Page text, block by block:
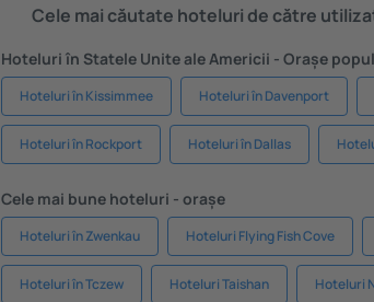
Cele mai căutate hoteluri de către
Hoteluri în Statele Unite ale Americii - Orașe
Hoteluri în Kissimmee Hoteluri în Davenport
Hoteluri în Rockport Hoteluri în Dallas
Cele mai bune hoteluri - orașe
Hoteluri în Zwenkau Hoteluri Flying Fish Cove
Hoteluri în Tczew Hoteluri Taishan Hoteluri